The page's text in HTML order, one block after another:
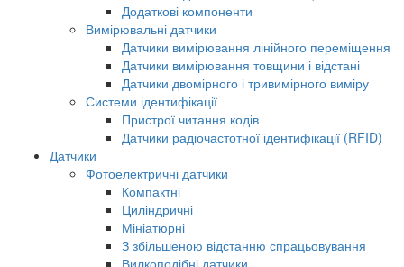
Додаткові компоненти
Вимірювальні датчики
Датчики вимірювання лінійного переміщення
Датчики вимірювання товщини і відстані
Датчики двомірного і тривимірного виміру
Системи ідентифікації
Пристрої читання кодів
Датчики радіочастотної ідентифікації (RFID)
Датчики
Фотоелектричні датчики
Компактні
Циліндричні
Мініатюрні
З збільшеною відстанню спрацьовування
Вилкоподібні датчики